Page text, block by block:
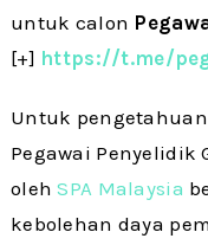
untuk calon
[+] https://t.me/
Untuk
Pegawai Penyelidik
olehSPA Malaysia
kebolehan daya